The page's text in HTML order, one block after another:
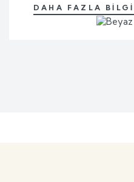
DAHA FAZLA BILGI